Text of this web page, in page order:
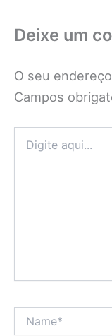
Deixe um
O seu
Campos
aqui...